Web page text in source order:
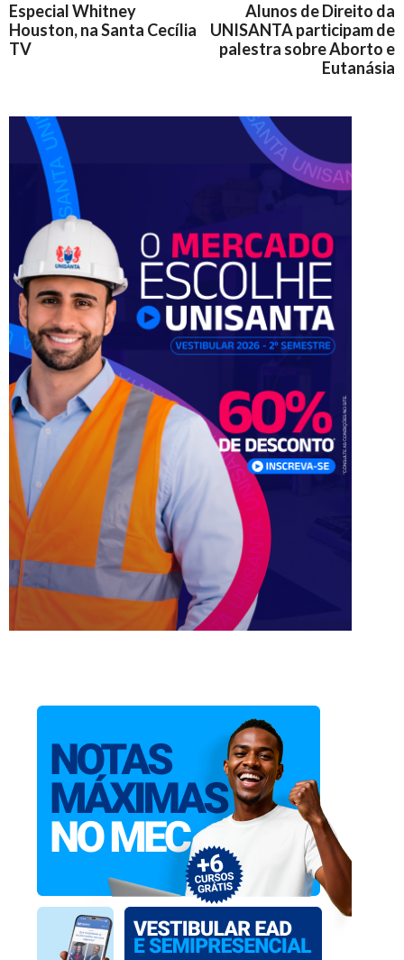
Especial Whitney
Houston, na Santa Cecília
TV
Alunos de Direito da
UNISANTA participam de
palestra sobre Aborto e
Eutanásia